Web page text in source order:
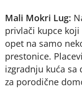
Mali Mokri Lug:
privlači kupce
opet na samo
prestonice.
izgradnju kuća
za porodične